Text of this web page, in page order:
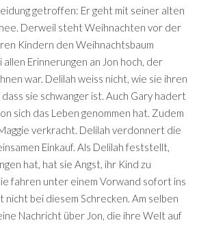
getroffen: Er geht mit seiner alten
Derweil steht Weihnachten vor der
Kindern den Weihnachtsbaum
allen Erinnerungen an Jon hoch, der
war. Delilah weiss nicht, wie sie ihren
sie schwanger ist. Auch Gary hadert
sich das Leben genommen hat. Zudem
verkracht. Delilah verdonnert die
Einkauf. Als Delilah feststellt,
hat, hat sie Angst, ihr Kind zu
fahren unter einem Vorwand sofort ins
nicht bei diesem Schrecken. Am selben
Nachricht über Jon, die ihre Welt auf